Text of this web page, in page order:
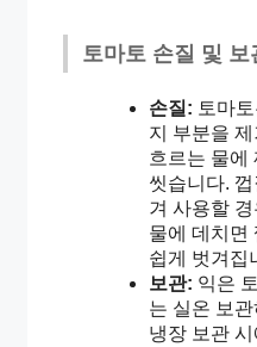
토마토 손질 및 보
손질: 토마
지 부분을
흐르는 물에
씻습니다. 껍
겨 사용할
물에 데치면
쉽게 벗겨집
보관: 익은
는 실온 보관
냉장 보관 시